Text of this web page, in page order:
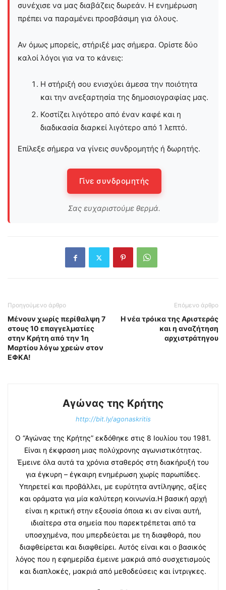
συνέχισε να μας διαβάζεις δωρεάν. Η ενημέρωση
πρέπει να παραμένει προσβάσιμη για όλους.
Αν όμως μπορείς, στήριξέ μας σήμερα. Ορίστε δύο
καλοί λόγοι για να το κάνεις:
Η στήριξή σου ενισχύει άμεσα την ποιότητα
και την ανεξαρτησία της δημοσιογραφίας μας.
Κοστίζει λιγότερο από έναν καφέ και η
διαδικασία διαρκεί λιγότερο από 1 λεπτό.
Επίλεξε σήμερα να γίνεις συνδρομητής ή δωρητής.
Γίνε συνδρομητής
Σας ευχαριστούμε θερμά.
Προηγούμενο άρθρο
Μένουν χωρίς περίθαλψη 7
στους 10 επαγγελματίες
στην Κρήτη από την 1η
Μαρτίου λόγω χρεών στον
ΕΦΚΑ!
Επόμενο άρθρο
Η νέα τρόικα της Αριστεράς
και η αναζήτηση
αρχιστράτηγου
Αγώνας της Κρήτης
http://bit.ly/agonaskritis
Ο “Αγώνας της Κρήτης” εκδόθηκε στις 8 Ιουλίου του 1981.
Είναι η έκφραση μιας πολύχρονης αγωνιστικότητας.
Έμεινε όλα αυτά τα χρόνια σταθερός στη διακήρυξή του
για έγκυρη – έγκαιρη ενημέρωση χωρίς παρωπίδες.
Υπηρετεί και προβάλλει, με ευρύτητα αντίληψης, αξίες
και οράματα για μία καλύτερη κοινωνία.Η βασική αρχή
είναι η κριτική στην εξουσία όποια κι αν είναι αυτή,
ιδιαίτερα στα σημεία που παρεκτρέπεται από τα
υποσχημένα, που μπερδεύεται με τη διαφθορά, που
διαφθείρεται και διαφθείρει. Αυτός είναι και ο βασικός
λόγος που η εφημερίδα έμεινε μακριά από συσχετισμούς
και διαπλοκές, μακριά από μεθοδεύσεις και ίντριγκες.